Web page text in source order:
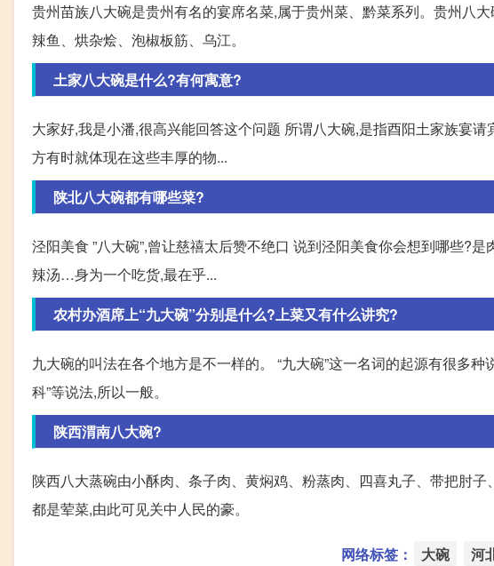
贵州苗族八大碗是贵州有名的宴席名菜,属于贵州菜、黔菜系列。贵州八
辣鱼、烘杂烩、泡椒板筋、乌江。
土家八大碗是什么?有何寓意?
大家好,我是小潘,很高兴能回答这个问题 所谓八大碗,是指酉阳土家族宴
方有时就体现在这些丰厚的物...
陕北八大碗都有哪些菜?
泾阳美食 ”八大碗”,曾让慈禧太后赞不绝口 说到泾阳美食你会想到哪些?
辣汤…身为一个吃货,最在乎...
农村办酒席上“九大碗”分别是什么?上菜又有什么讲究?
九大碗的叫法在各个地方是不一样的。 “九大碗”这一名词的起源有很多种
科”等说法,所以一般。
陕西渭南八大碗?
陕西八大蒸碗由小酥肉、条子肉、黄焖鸡、粉蒸肉、四喜丸子、带把肘
都是荤菜,由此可见关中人民的豪。
网络标签： 大碗 河